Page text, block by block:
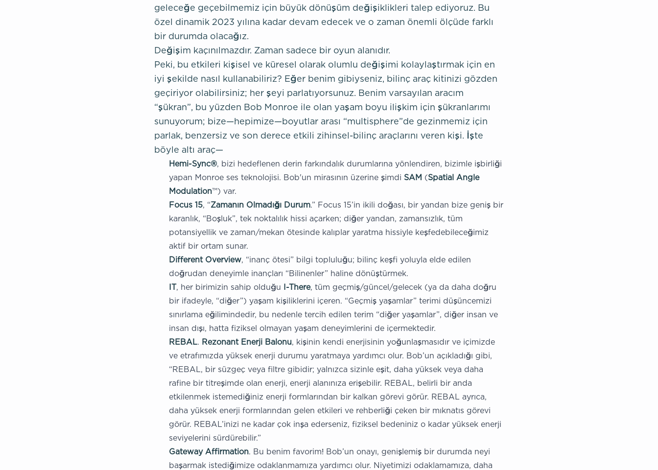
geleceğe geçebilmemiz için büyük dönüşüm değişiklikleri talep ediyoruz. Bu
özel dinamik 2023 yılına kadar devam edecek ve o zaman önemli ölçüde farklı
bir durumda olacağız.
Değişim kaçınılmazdır. Zaman sadece bir oyun alanıdır.
Peki, bu etkileri kişisel ve küresel olarak olumlu değişimi kolaylaştırmak için en
iyi şekilde nasıl kullanabiliriz? Eğer benim gibiyseniz, bilinç araç kitinizi gözden
geçiriyor olabilirsiniz; her şeyi parlatıyorsunuz. Benim varsayılan aracım
“şükran”, bu yüzden Bob Monroe ile olan yaşam boyu ilişkim için şükranlarımı
sunuyorum; bize—hepimize—boyutlar arası “multisphere”de gezinmemiz için
parlak, benzersiz ve son derece etkili zihinsel-bilinç araçlarını veren kişi. İşte
böyle altı araç—
Hemi-Sync®, bizi hedeflenen derin farkındalık durumlarına yönlendiren, bizimle işbirliği
yapan Monroe ses teknolojisi. Bob'un mirasının üzerine şimdi SAM (Spatial Angle
Modulation™) var.
Focus 15, “Zamanın Olmadığı Durum.” Focus 15’in ikili doğası, bir yandan bize geniş bir
karanlık, “Boşluk”, tek noktalılık hissi açarken; diğer yandan, zamansızlık, tüm
potansiyellik ve zaman/mekan ötesinde kalıplar yaratma hissiyle keşfedebileceğimiz
aktif bir ortam sunar.
Different Overview, “inanç ötesi” bilgi topluluğu; bilinç keşfi yoluyla elde edilen
doğrudan deneyimle inançları “Bilinenler” haline dönüştürmek.
IT, her birimizin sahip olduğu I-There, tüm geçmiş/güncel/gelecek (ya da daha doğru
bir ifadeyle, “diğer”) yaşam kişiliklerini içeren. “Geçmiş yaşamlar” terimi düşüncemizi
sınırlama eğilimindedir, bu nedenle tercih edilen terim “diğer yaşamlar”, diğer insan ve
insan dışı, hatta fiziksel olmayan yaşam deneyimlerini de içermektedir.
REBAL. Rezonant Enerji Balonu, kişinin kendi enerjisinin yoğunlaşmasıdır ve içimizde
ve etrafımızda yüksek enerji durumu yaratmaya yardımcı olur. Bob’un açıkladığı gibi,
“REBAL, bir süzgeç veya filtre gibidir; yalnızca sizinle eşit, daha yüksek veya daha
rafine bir titreşimde olan enerji, enerji alanınıza erişebilir. REBAL, belirli bir anda
etkilenmek istemediğiniz enerji formlarından bir kalkan görevi görür. REBAL ayrıca,
daha yüksek enerji formlarından gelen etkileri ve rehberliği çeken bir mıknatıs görevi
görür. REBAL’inizi ne kadar çok inşa ederseniz, fiziksel bedeniniz o kadar yüksek enerji
seviyelerini sürdürebilir.”
Gateway Affirmation. Bu benim favorim! Bob’un onayı, genişlemiş bir durumda neyi
başarmak istediğimize odaklanmamıza yardımcı olur. Niyetimizi odaklamamıza, daha